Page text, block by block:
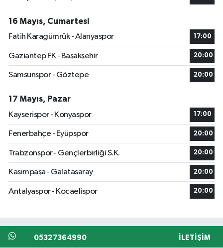
16 Mayıs, Cumartesi
Fatih Karagümrük - Alanyaspor
17:00
Gaziantep FK - Başakşehir 20:00
Samsunspor - Göztepe 20:00
17 Mayıs, Pazar
Kayserispor - Konyaspor
17:00
Fenerbahçe - Eyüpspor 20:00
Trabzonspor - Gençlerbirliği S.K. 20:00
Kasımpaşa - Galatasaray 20:00
Antalyaspor - Kocaelispor 20:00
05327364990 İLETIŞIM